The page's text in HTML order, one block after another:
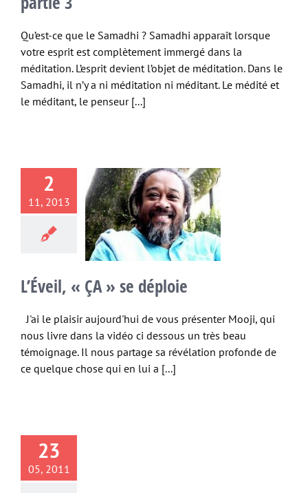
Qu’est-ce que le Samadhi ? Samadhi apparaît lorsque
votre esprit est complètement immergé dans la
méditation. L’esprit devient l’objet de méditation. Dans le
Samadhi, il n’y a ni méditation ni méditant. Le médité et
le méditant, le penseur [...]
2
11, 2013
« ÇA » se
L’Éveil, « ÇA » se déploie
J'ai le plaisir aujourd'hui de vous présenter Mooji, qui
nous livre dans la vidéo ci dessous un très beau
témoignage. Il nous partage sa révélation profonde de
ce quelque chose qui en lui a [...]
23
05, 2011